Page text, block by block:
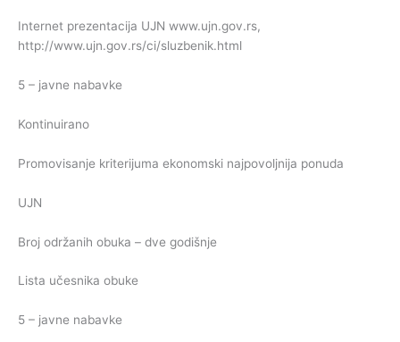
Internet prezentacija UJN www.ujn.gov.rs,
http://www.ujn.gov.rs/ci/sluzbenik.html
5 – javne nabavke
Kontinuirano
Promovisanje kriterijuma ekonomski najpovoljnija ponuda
UJN
Broj održanih obuka – dve godišnje
Lista učesnika obuke
5 – javne nabavke